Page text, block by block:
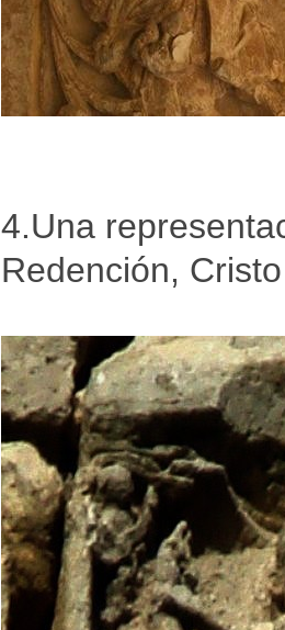
4.Una
Redención,